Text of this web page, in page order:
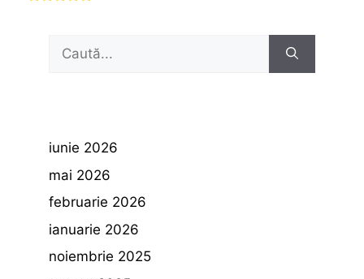
Caută
iunie 2026
mai 2026
februarie 2026
ianuarie 2026
noiembrie 2025